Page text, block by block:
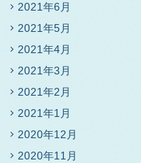
2021年6月
2021年5月
2021年4月
2021年3月
2021年2月
2021年1月
2020年12月
2020年11月